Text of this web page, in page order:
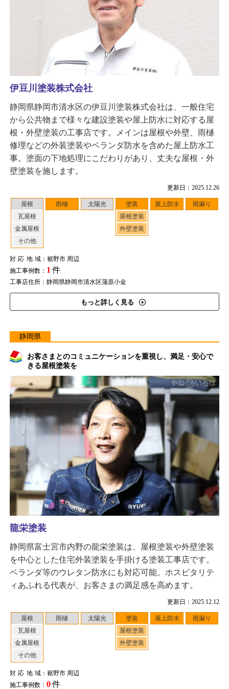
更新日：2025.12.26
屋根
瓦屋根
金属屋根
その他
雨樋 太陽光
塗装
屋根塗装
外壁塗装
屋上防水 雨漏り
対応地域：裾野市 周辺
施工事例数： 1 件
工事店住所：静岡県静岡市清水区蒲原小金
もっと詳しく見る
伊豆川塗装株式会社
静岡県静岡市清水区の伊豆川塗装株式会社は、一般住宅
から公共物まで様々な建設塗装や屋上防水に対応する屋
根・外壁塗装の工事店です。メインは屋根や外壁、雨樋
修理などの外装塗装やベランダ防水を含めた屋上防水工
事。塗面の下地処理にこだわりがあり、丈夫な屋根・外
壁塗装を施します。
静岡県
お客さまとのコミュニケーションを重視し、満足・安心で
きる屋根塗装を
更新日：2025.12.12
屋根
瓦屋根
金属屋根
その他
雨樋 太陽光
塗装
屋根塗装
外壁塗装
屋上防水 雨漏り
対応地域：裾野市 周辺
施工事例数： 0件
龍栄塗装
静岡県富士宮市内野の龍栄塗装は、屋根塗装や外壁塗装
を中心とした住宅外装塗装を手掛ける塗装工事店です。
ベランダ等のウレタン防水にも対応可能。ホスピタリテ
ィあふれる代表が、お客さまの満足感を高めます。